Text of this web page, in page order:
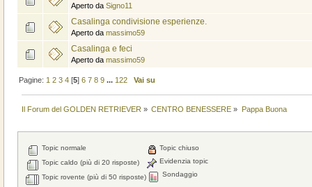
Aperto da Signo11
Casalinga condivisione esperienze.
Aperto da massimo59
Casalinga e feci
Aperto da massimo59
Pagine: 1 2 3 4 [5]6 7 8 9 ... 122 Vai su
Il Forum del GOLDEN RETRIEVER » CENTRO BENESSERE » Pappa Buona
Topic normale
Topic caldo (più di 20 risposte)
Topic rovente (più di 50 risposte)
Topic chiuso
Evidenzia topic
Sondaggio